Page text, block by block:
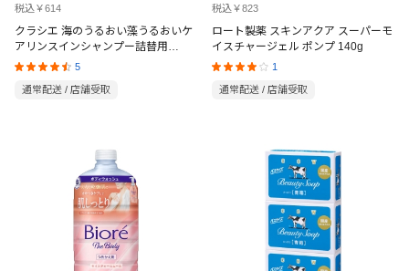
税込￥614
クラシエ 海のうるおい藻うるおいケ
アリンスインシャンプー詰替用
1400ml
5
通常配送 / 店舗受取
税込￥823
ロート製薬 スキンアクア スーパーモ
イスチャージェル ポンプ 140g
1
通常配送 / 店舗受取